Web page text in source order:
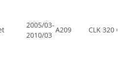
2005/03-
2010/03
A209 CLK 320